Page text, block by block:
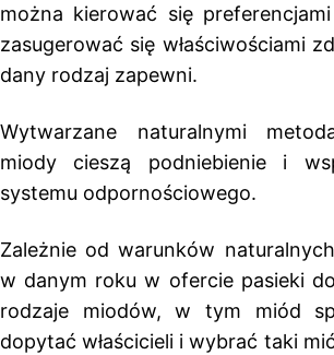
można kierować się
zasugerować się właściwościami
dany rodzaj zapewni.
Wytwarzane naturalnymi
miody cieszą podniebienie i
systemu odpornościowego.
Zależnie od warunków
w danym roku w ofercie pasieki
rodzaje miodów, w tym miód
dopytać właścicieli i wybrać taki